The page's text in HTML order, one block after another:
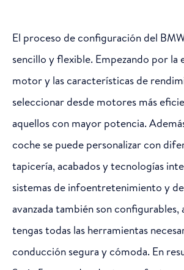
El proceso de configuración del
sencillo y flexible. Empezando por la
motor y las características de
seleccionar desde motores más
aquellos con mayor potencia.
coche se puede personalizar con
tapicería, acabados y tecnologías
sistemas de infoentretenimiento y
avanzada también son configurables,
tengas todas las herramientas
conducción segura y cómoda. En